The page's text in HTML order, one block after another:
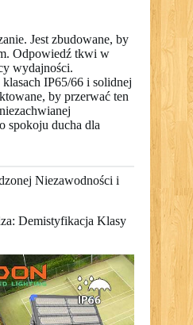
Jest zbudowane, by
Odpowiedź tkwi w
wydajności.
IP65/66 i solidnej
by przerwać ten
spokoju ducha dla
Niezawodności i
Demistyfikacja Klasy